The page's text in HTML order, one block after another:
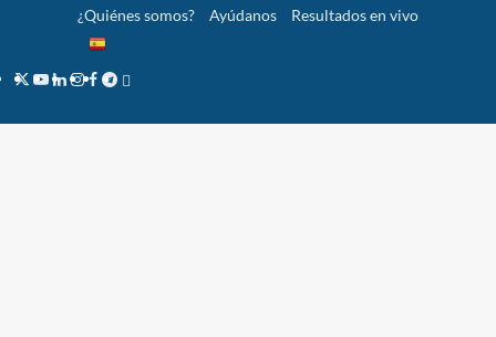
contenido
¿Quiénes somos? Ayúdanos Resultados en vivo
Twitter
YouTube
LinkedIn
Instagram
Facebook
Telegram
PayPal